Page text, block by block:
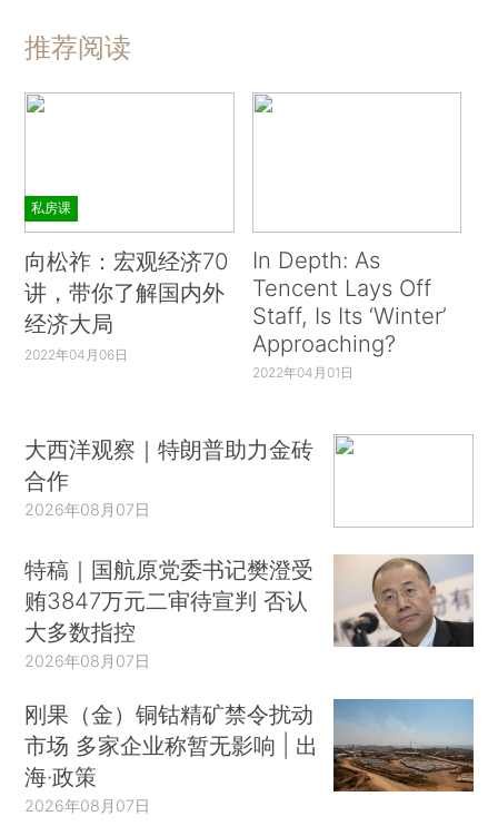
推荐阅读
私房课
向松祚：宏观经济70
讲，带你了解国内外
经济大局
2022年04月06日
In Depth: As
Tencent Lays Off
Staff, Is Its ‘Winter’
Approaching?
2022年04月01日
大西洋观察｜特朗普助力金砖
合作
2026年08月07日
特稿｜国航原党委书记樊澄受
贿3847万元二审待宣判 否认
大多数指控
2026年08月07日
刚果（金）铜钴精矿禁令扰动
市场 多家企业称暂无影响 | 出
海·政策
2026年08月07日